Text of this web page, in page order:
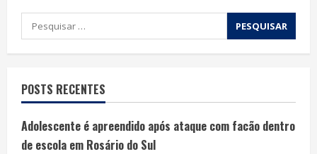
POSTS RECENTES
Adolescente é apreendido após ataque com facão dentro
de escola em Rosário do Sul